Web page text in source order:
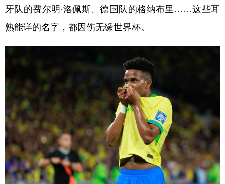
公益 一带一路 亚太网 上市公司
文化产业
地方频道
河北
辽宁 吉林 上海 江苏
浙江 安徽 福建 江西
山东 河南 湖北 湖南
广东 广西 重庆
牙队的费尔明·洛佩斯、德国队的格纳布里……这些耳
熟能详的名字，都因伤无缘世界杯。